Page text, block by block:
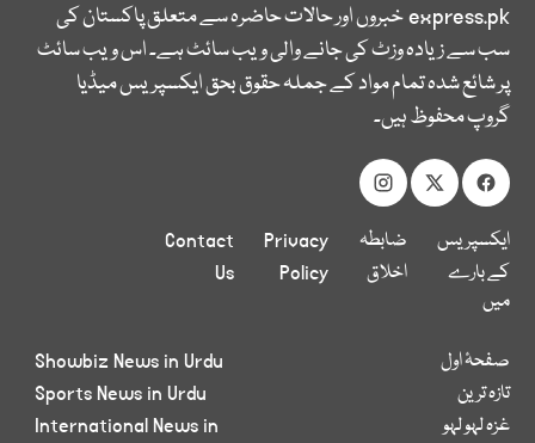
express.pkخبروں اور حالات حاضرہ سے متعلق پاکستان کی
سب سے زیادہ وزٹ کی جانے والی ویب سائٹ ہے۔ اس ویب سائٹ
پر شائع شدہ تمام مواد کے جملہ حقوق بحق ایکسپریس میڈیا
گروپ محفوظ ہیں۔
ایکسپریس
کے بارے
میں
ضابطہ
اخلاق
Privacy
Policy
Contact
Us
صفحۂ اول
تازہ ترین
غزہ لہو لہو
Showbiz News in Urdu
Sports News in Urdu
International News in